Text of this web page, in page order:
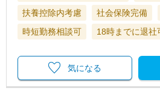
扶養控除内考慮
社会保険完備
時短勤務相談可
18時までに退社
気になる